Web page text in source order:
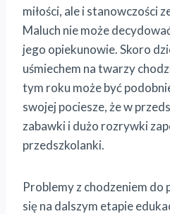
miłości, ale i stanowczości
Maluch nie może
jego opiekunowie. Skoro
uśmiechem na twarzy
tym roku może być
swojej pociesze, że w
zabawki i dużo rozrywki
przedszkolanki.
Problemy z chodzeniem do
się na dalszym etapie